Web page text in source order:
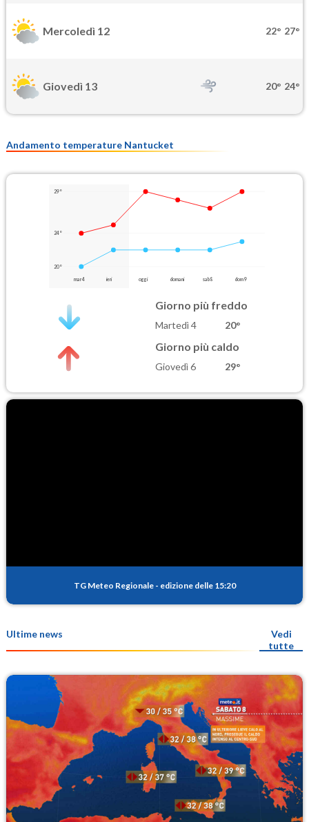
Mercoledì 12 22° 27°
Giovedì 13 20° 24°
Andamento temperature Nantucket
29°
24°
20°
mar 4 ieri oggi domani sab 8 dom 9
Giorno più freddo
Martedì 4 20°
Giorno più caldo
Giovedì 6 29°
TG Meteo Regionale - edizione delle 15:20
Ultime news
Vedi
tutte